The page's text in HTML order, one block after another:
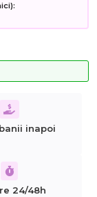
inapoi
24/48h